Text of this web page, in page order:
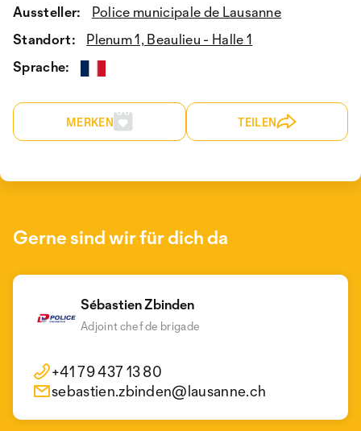
Aussteller:
Police municipale de Lausanne
Standort:
Plenum 1, Beaulieu - Halle 1
Sprache:
MERKEN TEILEN
Gerne sind wir für dich da
Sébastien Zbinden
Adjoint chef de brigade
+41 79 437 13 80
sebastien.zbinden@lausanne.ch